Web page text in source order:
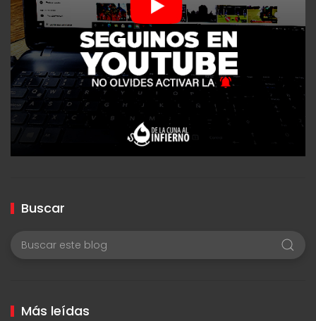
Buscar
Más leídas